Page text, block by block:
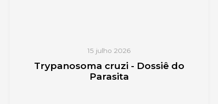
15 julho 2026
Trypanosoma cruzi - Dossiê do
Parasita